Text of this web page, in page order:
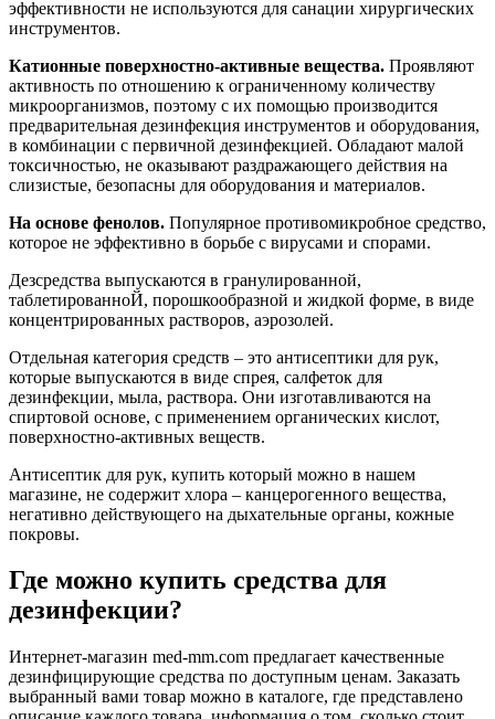
эффективности не используются для санации хирургических
инструментов.
Катионные поверхностно-активные вещества. Проявляют
активность по отношению к ограниченному количеству
микроорганизмов, поэтому с их помощью производится
предварительная дезинфекция инструментов и оборудования,
в комбинации с первичной дезинфекцией. Обладают малой
токсичностью, не оказывают раздражающего действия на
слизистые, безопасны для оборудования и материалов.
На основе фенолов. Популярное противомикробное средство,
которое не эффективно в борьбе с вирусами и спорами.
Дезсредства выпускаются в гранулированной,
таблетированноЙ, порошкообразной и жидкой форме, в виде
концентрированных растворов, аэрозолей.
Отдельная категория средств – это антисептики для рук,
которые выпускаются в виде спрея, салфеток для
дезинфекции, мыла, раствора. Они изготавливаются на
спиртовой основе, с применением органических кислот,
поверхностно-активных веществ.
Антисептик для рук, купить который можно в нашем
магазине, не содержит хлора – канцерогенного вещества,
негативно действующего на дыхательные органы, кожные
покровы.
Где можно купить средства для
дезинфекции?
Интернет-магазин med-mm.com предлагает качественные
дезинфицирующие средства по доступным ценам. Заказать
выбранный вами товар можно в каталоге, где представлено